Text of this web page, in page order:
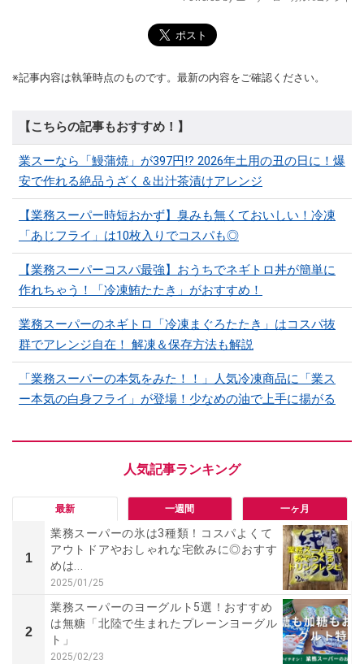
※記事内容は執筆時点のものです。最新の内容をご確認ください。
【こちらの記事もおすすめ！】
業スーなら「鰻蒲焼」が397円!? 2026年土用の丑の日に！爆
安で作れる絶品うざく＆出汁茶漬けアレンジ
【業務スーパー時短おかず】臭みも無くておいしい！冷凍
「あじフライ」は10枚入りでコスパも◎
【業務スーパーコスパ最強】おうちでネギトロ丼が簡単に
作れちゃう！「冷凍鮪たたき」がおすすめ！
業務スーパーのネギトロ「冷凍まぐろたたき」はコスパ抜
群でアレンジ自在！ 解凍＆保存方法も解説
「業務スーパーの本気をみた！！」人気冷凍商品に「業ス
ー本気の白身フライ」が登場！少なめの油で上手に揚がる
最新 一週間 一ヶ月
1
業務スーパーの氷は3種類！コスパよくて
アウトドアやおしゃれな宅飲みに◎おすす
めは...
2025/01/25
2
業務スーパーのヨーグルト5選！おすすめ
は無糖「北陸で生まれたプレーンヨーグル
ト」
2025/02/23